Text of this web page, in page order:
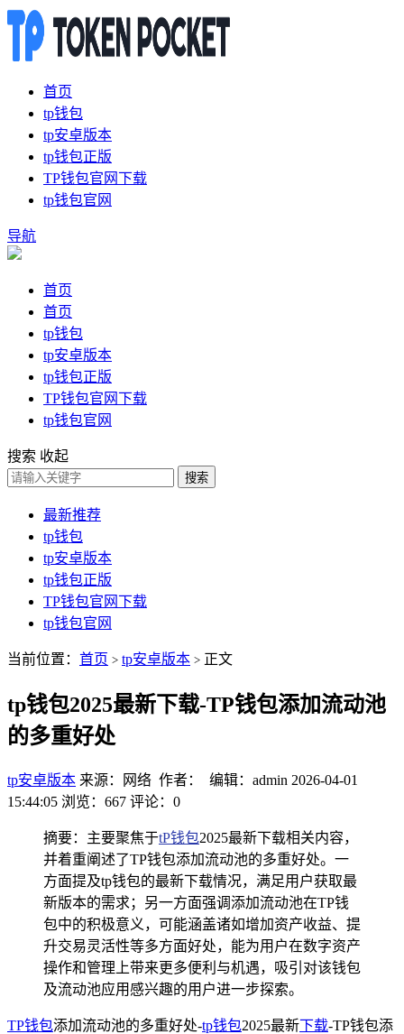
首页
tp钱包
tp安卓版本
tp钱包正版
TP钱包官网下载
tp钱包官网
导航
首页
首页
tp钱包
tp安卓版本
tp钱包正版
TP钱包官网下载
tp钱包官网
搜索 收起
搜索
最新推荐
tp钱包
tp安卓版本
tp钱包正版
TP钱包官网下载
tp钱包官网
当前位置： 首页 > tp安卓版本 > 正文
tp钱包2025最新下载-TP钱包添加流动池
的多重好处
tp安卓版本 来源：网络 作者： 编辑：admin 2026-04-01
15:44:05 浏览：667 评论：0
摘要：主要聚焦于tP钱包2025最新下载相关内容，
并着重阐述了TP钱包添加流动池的多重好处。一
方面提及tp钱包的最新下载情况，满足用户获取最
新版本的需求；另一方面强调添加流动池在TP钱
包中的积极意义，可能涵盖诸如增加资产收益、提
升交易灵活性等多方面好处，能为用户在数字资产
操作和管理上带来更多便利与机遇，吸引对该钱包
及流动池应用感兴趣的用户进一步探索。
TP钱包添加流动池的多重好处-tp钱包2025最新下载-TP钱包添